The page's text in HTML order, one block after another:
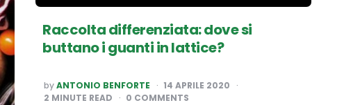
Raccolta differenziata: dove si
buttano i guanti in lattice?
POSTED
BY
byANTONIO BENFORTE
14 APRILE 2020
2 MINUTE READ 0 COMMENTS